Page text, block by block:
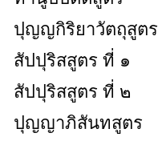
ปุญญกิริยาวัตถุสูตร
สัปปุริสสูตร ที่ ๑
สัปปุริสสูตร ที่ ๒
ปุญญาภิสันทสูตร